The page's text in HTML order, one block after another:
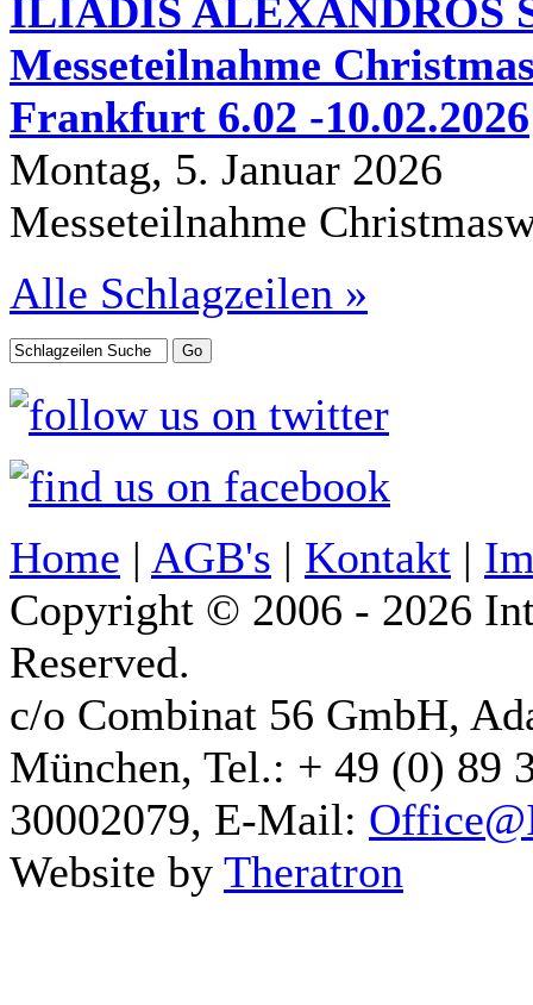
ILIADIS ALEXANDROS
Messeteilnahme
Frankfurt 6.02 -10.02.2026
Montag, 5. Januar 2026
Messeteilnahme
Alle Schlagzeilen »
Home | AGB's | Kontakt |
Copyright © 2006 - 2026
Reserved.
c/o Combinat 56 GmbH,
München, Tel.: + 49 (0) 89
30002079, E-Mail:
Website by Theratron